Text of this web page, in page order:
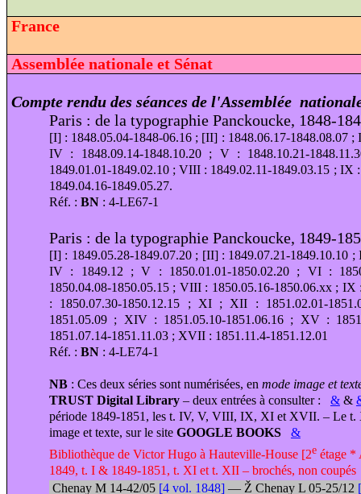
France
Assemblée nationale et Sénat
Compte rendu des séances de l'Assemblée
Paris : de la typographie Panckoucke, 1848-
[I] : 1848.05.04-1848-06.16 ; [II] : 1848.06.17-1848.08.07 ;
IV : 1848.09.14-1848.10.20 ; V : 1848.10.21-
1849.01.01-1849.02.10 ; VIII : 1849.02.11-1849.03.15 ; IX
1849.04.16-1849.05.27.
Réf. : BN: 4-LE67-1
Paris : de la typographie Panckoucke, 1849-
[I] : 1849.05.28-1849.07.20 ; [II] : 1849.07.21-1849.10.10 ;
IV : 1849.12 ; V : 1850.01.01-1850.02.20 ; VI :
1850.04.08-1850.05.15 ; VIII : 1850.05.16-1850.06.xx ;
: 1850.07.30-1850.12.15 ; XI ; XII : 1851.02.01-
1851.05.09 ; XIV : 1851.05.10-1851.06.16 ; XV :
1851.07.14-1851.11.03 ; XVII : 1851.11.4-1851.12.01
Réf. : BN: 4-LE74-1
NB: Ces deux séries sont numérisées, en mode image et
TRUST Digital Library– deux entrées à consulter : &&
période 1849-1851, les t. IV, V, VIII, IX, XI et XVII. – Le t.
image et texte, sur le site GOOGLE BOOKS
&
Bibliothèque de Victor Hugo à Hauteville-House [2eétage *
1849, t. I & 1849-1851, t. XI et t. XII – brochés, non coupés
Chenay M 14-42/05 [4 vol. 1848]— Ž Chenay L 05-25/12